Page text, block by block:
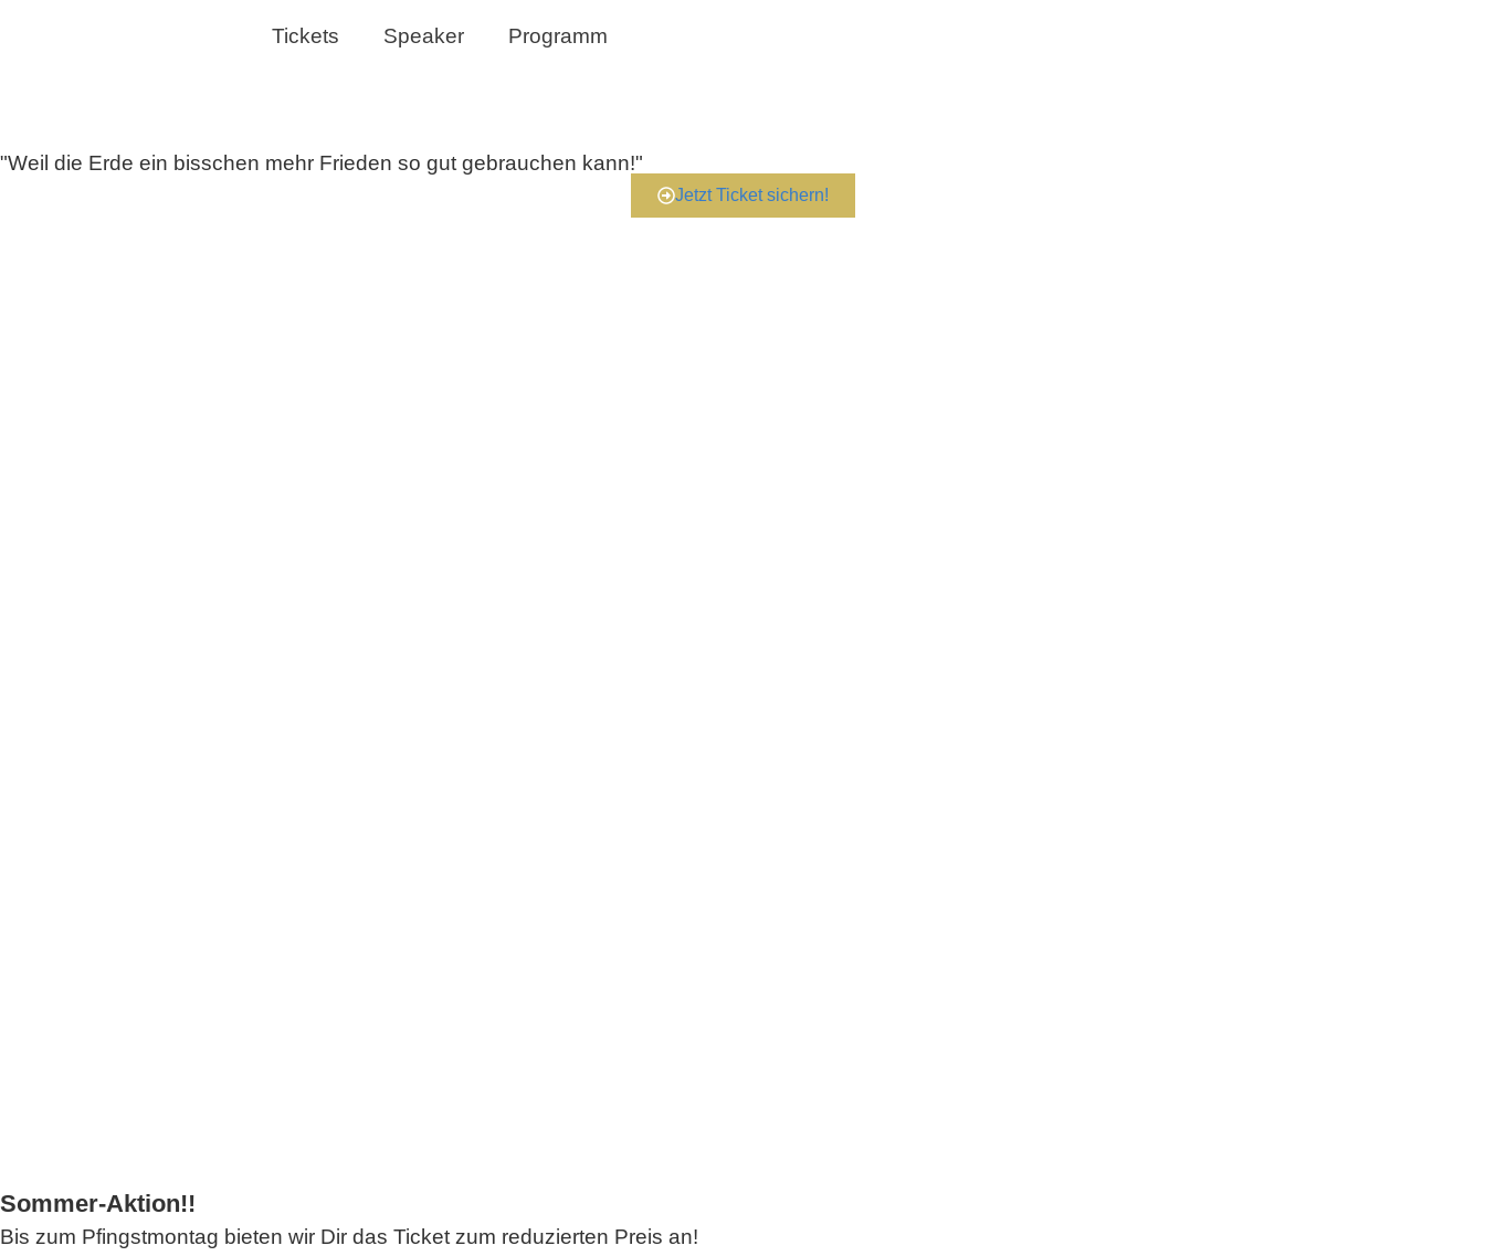
Tickets Speaker Programm
"Weil die Erde ein bisschen mehr Frieden so gut gebrauchen kann!"
Jetzt Ticket sichern!
Sommer-Aktion!!
Bis zum Pfingstmontag bieten wir Dir das Ticket zum reduzierten Preis an!